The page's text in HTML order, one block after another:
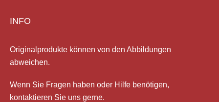
INFO
Originalprodukte können von den Abbildungen
abweichen.
Wenn Sie Fragen habenoder Hilfe benötigen,
kontaktieren Sie uns gerne.